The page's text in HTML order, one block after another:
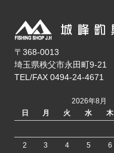
〒368-0013
埼玉県秩父市永田町9-21
TEL/FAX 0494-24-4671
2026年8月
日
月 火 水 木
2
3 4 5 6